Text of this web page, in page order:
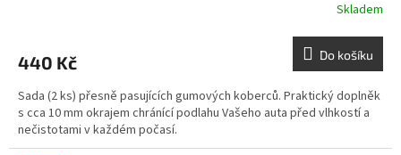
Skladem
440 Kč Do košíku
Sada (2 ks) přesně pasujících gumových koberců. Praktický doplněk
s cca 10 mm okrajem chránící podlahu Vašeho auta před vlhkostí a
nečistotami v každém počasí.